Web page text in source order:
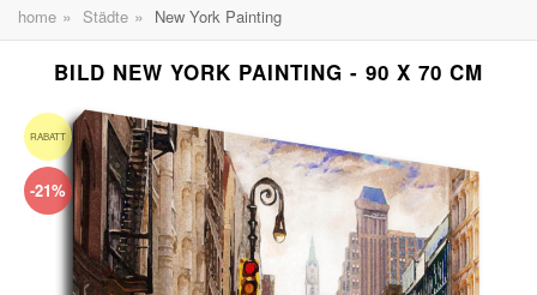
home » Städte » New York Painting
BILD NEW YORK PAINTING - 90 X 70 CM
RABATT
-21%